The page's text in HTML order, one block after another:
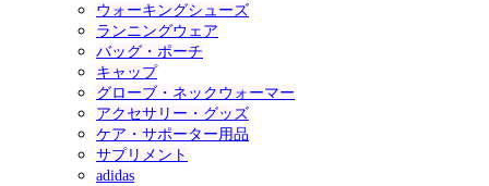
ウォーキングシューズ
ランニングウェア
バッグ・ポーチ
キャップ
グローブ・ネックウォーマー
アクセサリー・グッズ
ケア・サポーター用品
サプリメント
adidas